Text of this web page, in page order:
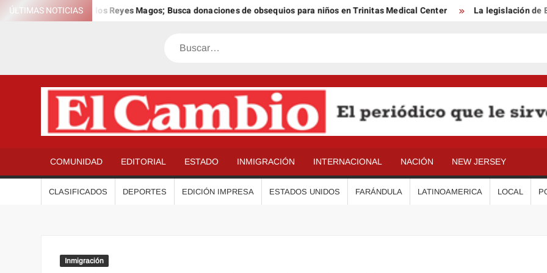
Saltar
ÚLTIMAS NOTICIAS
12º Día Anual de los Reyes Magos; Busca donaciones de obsequios para niños en Trinitas Medical Center La legislación de
Buscar
COMUNIDAD EDITORIAL ESTADO INMIGRACIÓN INTERNACIONAL NACIÓN NEW JERSEY
CLASIFICADOS DEPORTES EDICIÓN IMPRESA ESTADOS UNIDOS FARÁNDULA LATINOAMERICA LOCAL
Inmigración